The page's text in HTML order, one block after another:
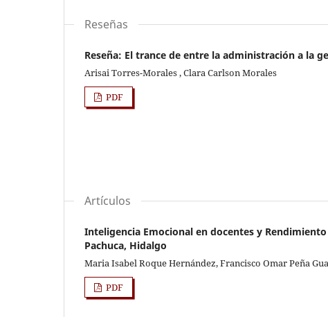
Reseñas
Reseña: El trance de entre la administración a la
Arisai Torres-Morales , Clara Carlson Morales
PDF
Artículos
Inteligencia Emocional en docentes y
Pachuca, Hidalgo
Maria Isabel Roque Hernández, Francisco Omar Peña
PDF